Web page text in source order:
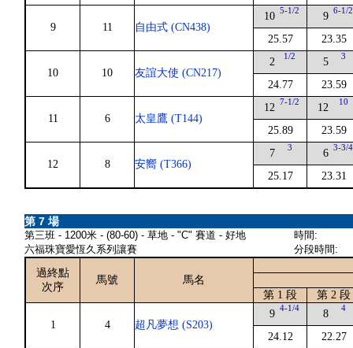
9 11 自由式 (CN438)
10 5-1/2
25.57
9 6-1/2
23.35
10 10 友誼大使 (CN217)
2 1/2
24.77
5 3
23.59
11 6 太皇鷹 (T144)
12 7-1/2
25.89
12 10
23.59
12 8 安嚮 (T366)
7 3
25.17
6 3-3/4
23.31
第 7 場
第三班 - 1200米 - (80-60) - 草地 - "C" 賽道 - 好地
六福珠寶愛恆久系列讓賽
時間:
分段時間:
過終點
次序
馬號
馬名
第 1 段
第 2 段
1 4 超凡夢想 (S203)
9 4-1/4
24.12
8 4
22.27